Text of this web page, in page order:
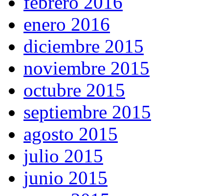
enero 2016
diciembre 2015
noviembre 2015
octubre 2015
septiembre 2015
agosto 2015
julio 2015
junio 2015